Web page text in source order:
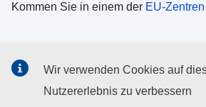
Kommen Sie in einem der EU-
Suche nach EUSocial-Media-Kanäle
Wir verwenden Cookies auf
Nutzererlebnis zu verbessern